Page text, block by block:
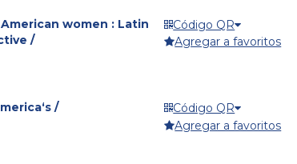
women : Latin
/
Código QR
Agregar a favoritos
/
Código QR
Agregar a favoritos